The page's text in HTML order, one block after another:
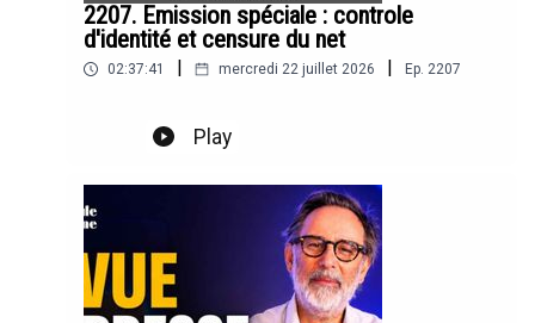
2207. Emission spéciale : controle
d'identité et censure du net
02:37:41 | mercredi 22 juillet 2026 | Ep. 2207
Play